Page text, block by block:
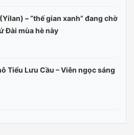
– “thế gian xanh” đang chờ
Đài mùa hè này
Tiểu Lưu Cầu – Viên ngọc sáng